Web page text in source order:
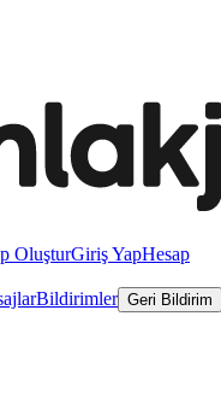
OluşturGiriş YapHesap
Bildirimler Geri Bildirim